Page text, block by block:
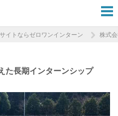
イトならゼロワンインターン 株式
た長期インターンシップ